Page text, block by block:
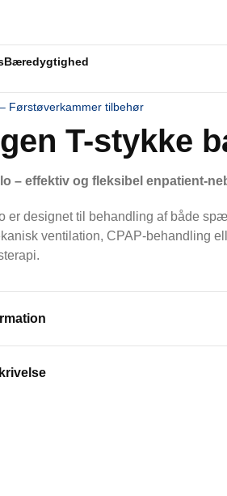
Bæredygtighed
Førstøverkammer tilbehør
T-stykke
– effektiv og fleksibel enpatient-
er designet til behandling af både
ventilation, CPAP-behandling